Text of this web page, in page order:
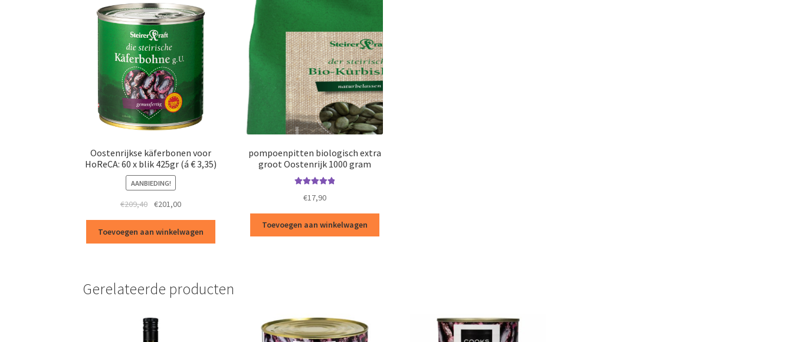
Oostenrijkse käferbonen voor
HoReCA: 60 x blik 425gr (á € 3,35)
AANBIEDING!
€209,40
Oorspronkelijke
was:
€209,40.
€201,00Huidige
is:
€201,00.
Toevoegen aan winkelwagen
pompoenpitten biologisch extra
groot Oostenrijk 1000 gram
5.00uit 5
€17,90
Toevoegen aan winkelwagen
Gerelateerde producten